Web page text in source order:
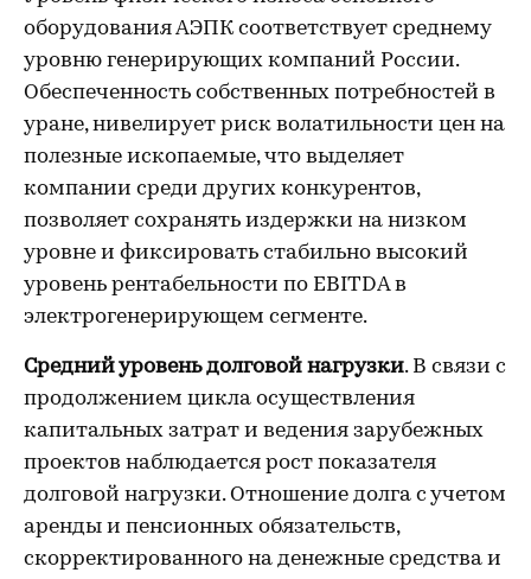
оборудования АЭПК соответствует среднему
уровню генерирующих компаний России.
Обеспеченность собственных потребностей в
уране, нивелирует риск волатильности цен на
полезные ископаемые, что выделяет
компании среди других конкурентов,
позволяет сохранять издержки на низком
уровне и фиксировать стабильно высокий
уровень рентабельности по EBITDA в
электрогенерирующем сегменте.
Средний уровень долговой нагрузки. В связи с
продолжением цикла осуществления
капитальных затрат и ведения зарубежных
проектов наблюдается рост показателя
долговой нагрузки. Отношение долга с учетом
аренды и пенсионных обязательств,
скорректированного на денежные средства и